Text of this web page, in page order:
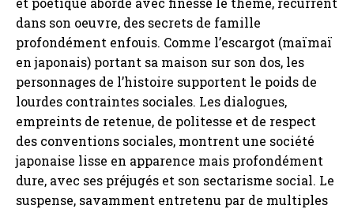
dans son oeuvre, des secrets de famille
profondément enfouis. Comme l’escargot (maïmaï
en japonais) portant sa maison sur son dos, les
personnages de l’histoire supportent le poids de
lourdes contraintes sociales. Les dialogues,
empreints de retenue, de politesse et de respect
des conventions sociales, montrent une société
japonaise lisse en apparence mais profondément
dure, avec ses préjugés et son sectarisme social. Le
suspense, savamment entretenu par de multiples